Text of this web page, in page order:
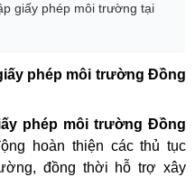
giấy phép môi trường tại
phép môi trường Đồng
phép môi trường Đồng
hoàn thiện các thủ tục
đồng thời hỗ trợ xây